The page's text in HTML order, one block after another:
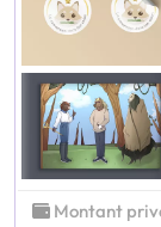
Montant